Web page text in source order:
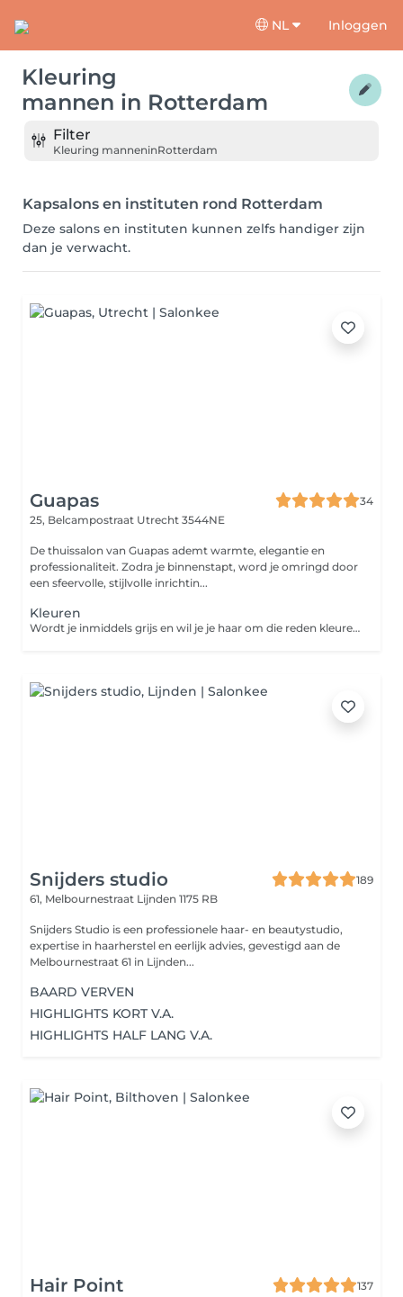
NL Inloggen
Kleuring
mannen in Rotterdam
Filter
Kleuring manneninRotterdam
Kapsalons en instituten rond Rotterdam
Deze salons en instituten kunnen zelfs handiger zijn
dan je verwacht.
Guapas
34
25, Belcampostraat Utrecht 3544NE
De thuissalon van Guapas ademt warmte, elegantie en
professionaliteit. Zodra je binnenstapt, word je omringd door
een sfeervolle, stijlvolle inrichtin...
Kleuren
Wordt je inmiddels grijs en wil je je haar om die reden kleuren? Of ben je juist toe aan een nieuwe hippe kleur? Bij het kleuren van je haar zal de specialist door middel van diverse technieken jouw perfecte look creëeren. In combinatie met een knipbeurt is jouw coupe weer helemaal compleet!
Snijders studio
189
61, Melbournestraat Lijnden 1175 RB
Snijders Studio is een professionele haar- en beautystudio,
expertise in haarherstel en eerlijk advies, gevestigd aan de
Melbournestraat 61 in Lijnden...
BAARD VERVEN
HIGHLIGHTS KORT V.A.
HIGHLIGHTS HALF LANG V.A.
Hair Point
137